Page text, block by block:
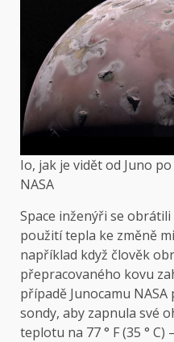
Io, jak je vidět od Juno
NASA
Space inženýři se
použití tepla ke změně
například když člověk
přepracovaného kovu
případě Junocamu
sondy, aby zapnula své
teplotu na 77 ° F (35 ° C)